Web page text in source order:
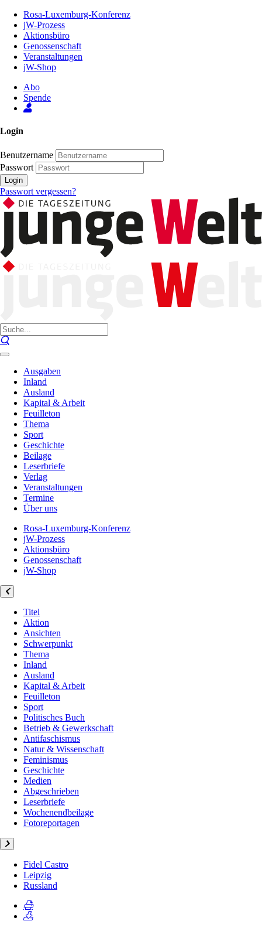
Inhalt
Seite
Rosa-Luxemburg-Konferenz
jW-Prozess
Aktionsbüro
Genossenschaft
Veranstaltungen
jW-Shop
Abo
Spende
Login
Benutzername
Passwort
Login
Passwort vergessen?
Ausgaben
Inland
Ausland
Kapital & Arbeit
Feuilleton
Thema
Sport
Geschichte
Beilage
Leserbriefe
Verlag
Veranstaltungen
Termine
Über uns
Rosa-Luxemburg-Konferenz
jW-Prozess
Aktionsbüro
Genossenschaft
jW-Shop
Titel
Aktion
Ansichten
Schwerpunkt
Thema
Inland
Ausland
Kapital & Arbeit
Feuilleton
Sport
Politisches Buch
Betrieb & Gewerkschaft
Antifaschismus
Natur & Wissenschaft
Feminismus
Geschichte
Medien
Abgeschrieben
Leserbriefe
Wochenendbeilage
Fotoreportagen
Fidel Castro
Leipzig
Russland